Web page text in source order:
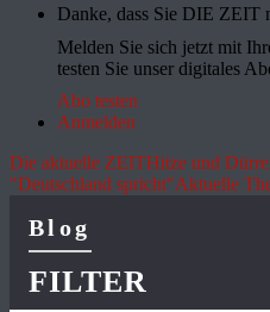
Danke, dass Sie DIE ZEIT
Melden Sie sich jetzt mit
testen Sie unser digitales
Abo testen
Anmelden
Die aktuelle ZEITHitze und Dürre
"Deutschland spricht"Aktuelle
Blog
FILTER